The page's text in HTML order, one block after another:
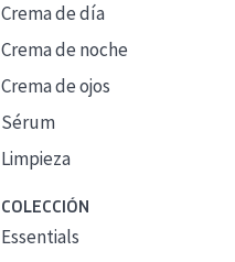
Crema de día
Crema de noche
Crema de ojos
Sérum
Limpieza
COLECCIÓN
Essentials